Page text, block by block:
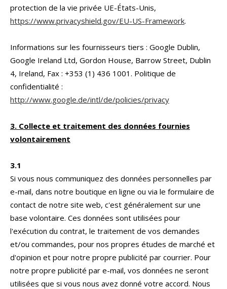
protection de la vie privée UE-États-Unis,
https://www.privacyshield.gov/EU-US-Framework.
Informations sur les fournisseurs tiers : Google Dublin,
Google Ireland Ltd, Gordon House, Barrow Street, Dublin
4, Ireland, Fax : +353 (1) 436 1001. Politique de
confidentialité :
http://www.google.de/intl/de/policies/privacy
3. Collecte et traitement des données fournies
volontairement
3.1
Si vous nous communiquez des données personnelles par
e-mail, dans notre boutique en ligne ou via le formulaire de
contact de notre site web, c'est généralement sur une
base volontaire. Ces données sont utilisées pour
l'exécution du contrat, le traitement de vos demandes
et/ou commandes, pour nos propres études de marché et
d'opinion et pour notre propre publicité par courrier. Pour
notre propre publicité par e-mail, vos données ne seront
utilisées que si vous nous avez donné votre accord. Nous